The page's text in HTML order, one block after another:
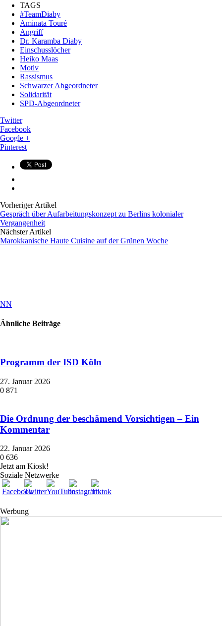
TAGS
#TeamDiaby
Aminata Touré
Angriff
Dr. Karamba Diaby
Einschusslöcher
Heiko Maas
Motiv
Rassismus
Schwarzer Abgeordneter
Solidarität
SPD-Abgeordneter
Twitter
Facebook
Google +
Pinterest
Vorheriger Artikel
Gespräch über Aufarbeitungskonzept zu Berlins kolonialer
Vergangenheit
Nächster Artikel
Marokkanische Haute Cuisine auf der Grünen Woche
NN
Ähnliche Beiträge
Programm der ISD Köln
27. Januar 2026
0 871
Die Ordnung der beschämend Vorsichtigen – Ein
Kommentar
22. Januar 2026
0 636
Jetzt am Kiosk!
Soziale Netzwerke
Werbung